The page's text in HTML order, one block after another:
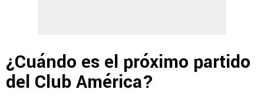
¿Cuándo es el próximo partido
del Club América?